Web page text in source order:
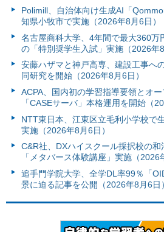
Polimill、自治体向け生成AI「
知県小牧市で実施（2026年8月6日）
名古屋商科大学、4年間で最大360万
の「特別奨学生入試」実施（2026年8
安藤ハザマと神戸高専、建設工事へ
同研究を開始（2026年8月6日）
ACPA、国内初の学習指導要領とオ
「CASEサーバ」本格運用を開始（
NTT東日本、江東区立毛利小学校で
実施（2026年8月6日）
C&R社、DXハイスクール採択校の
「メタバース体験講座」実施（2026
追手門学院大学、全学DL率99％「
景に迫る記事を公開（2026年8月6日）